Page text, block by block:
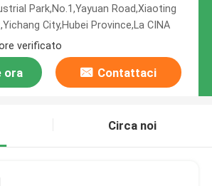
Park,No.1,Yayuan Road,Xiaoting
City,Hubei Province,La CINA
verificato
ora Contattaci
Circa noi